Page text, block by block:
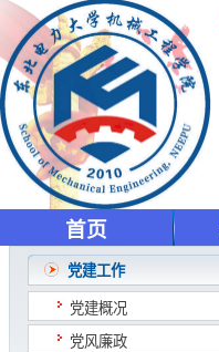
首页
党建工作
党建概况
党风廉政